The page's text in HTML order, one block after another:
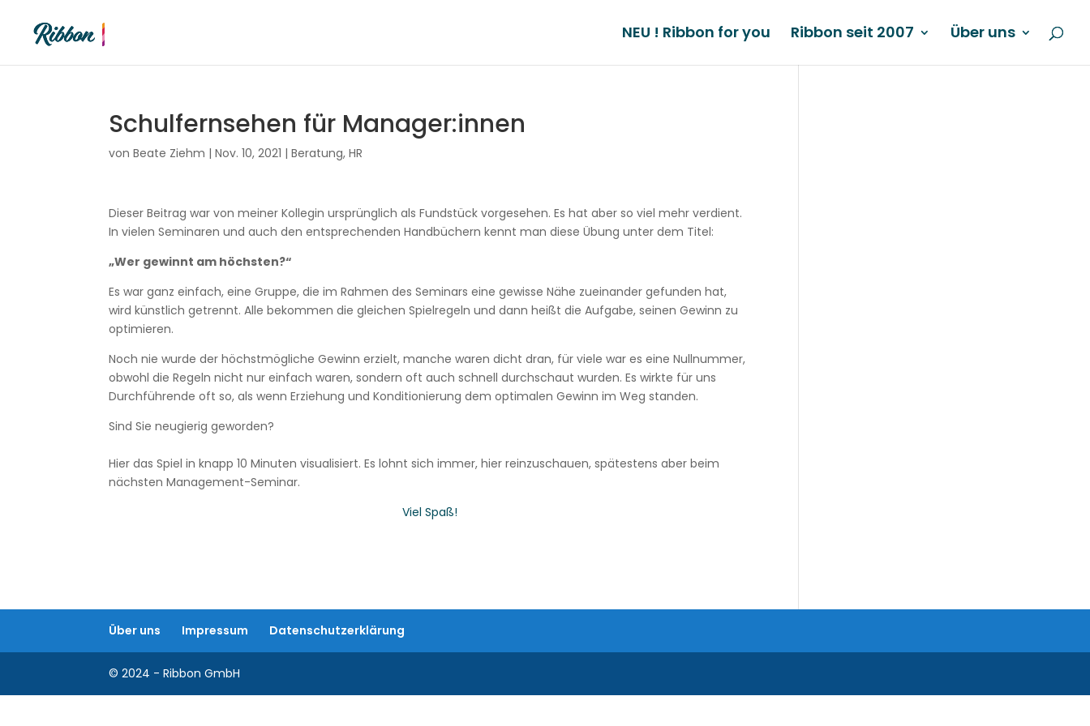
NEU ! Ribbon for you Ribbon seit 2007 Über uns
Schulfernsehen für Manager:innen
vonBeate Ziehm |Nov. 10, 2021 |Beratung,HR
Dieser Beitrag war von meiner Kollegin ursprünglich als Fundstück vorgesehen. Es hat aber so viel mehr verdient.
In vielen Seminaren und auch den entsprechenden Handbüchern kennt man diese Übung unter dem Titel:
„Wer gewinnt am höchsten?“
Es war ganz einfach, eine Gruppe, die im Rahmen des Seminars eine gewisse Nähe zueinander gefunden hat,
wird künstlich getrennt. Alle bekommen die gleichen Spielregeln und dann heißt die Aufgabe, seinen Gewinn zu
optimieren.
Noch nie wurde der höchstmögliche Gewinn erzielt, manche waren dicht dran, für viele war es eine Nullnummer,
obwohl die Regeln nicht nur einfach waren, sondern oft auch schnell durchschaut wurden. Es wirkte für uns
Durchführende oft so, als wenn Erziehung und Konditionierung dem optimalen Gewinn im Weg standen.
Sind Sie neugierig geworden?
Hier das Spiel in knapp 10 Minuten visualisiert. Es lohnt sich immer, hier reinzuschauen, spätestens aber beim
nächsten Management-Seminar.
Viel Spaß!
Über uns Impressum Datenschutzerklärung
© 2024 - Ribbon GmbH